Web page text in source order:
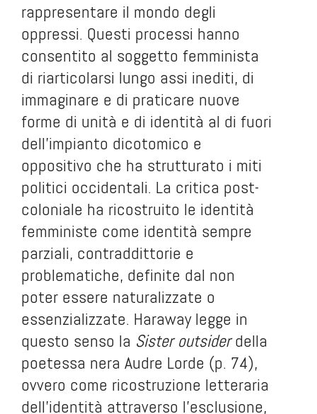
rappresentare il mondo degli
oppressi. Questi processi hanno
consentito al soggetto femminista
di riarticolarsi lungo assi inediti, di
immaginare e di praticare nuove
forme di unità e di identità al di fuori
dell’impianto dicotomico e
oppositivo che ha strutturato i miti
politici occidentali. La critica post-
coloniale ha ricostruito le identità
femministe come identità sempre
parziali, contraddittorie e
problematiche, definite dal non
poter essere naturalizzate o
essenzializzate. Haraway legge in
questo senso la Sister outsiderdella
poetessa nera Audre Lorde (p. 74),
ovvero come ricostruzione letteraria
dell’identità attraverso l’esclusione,